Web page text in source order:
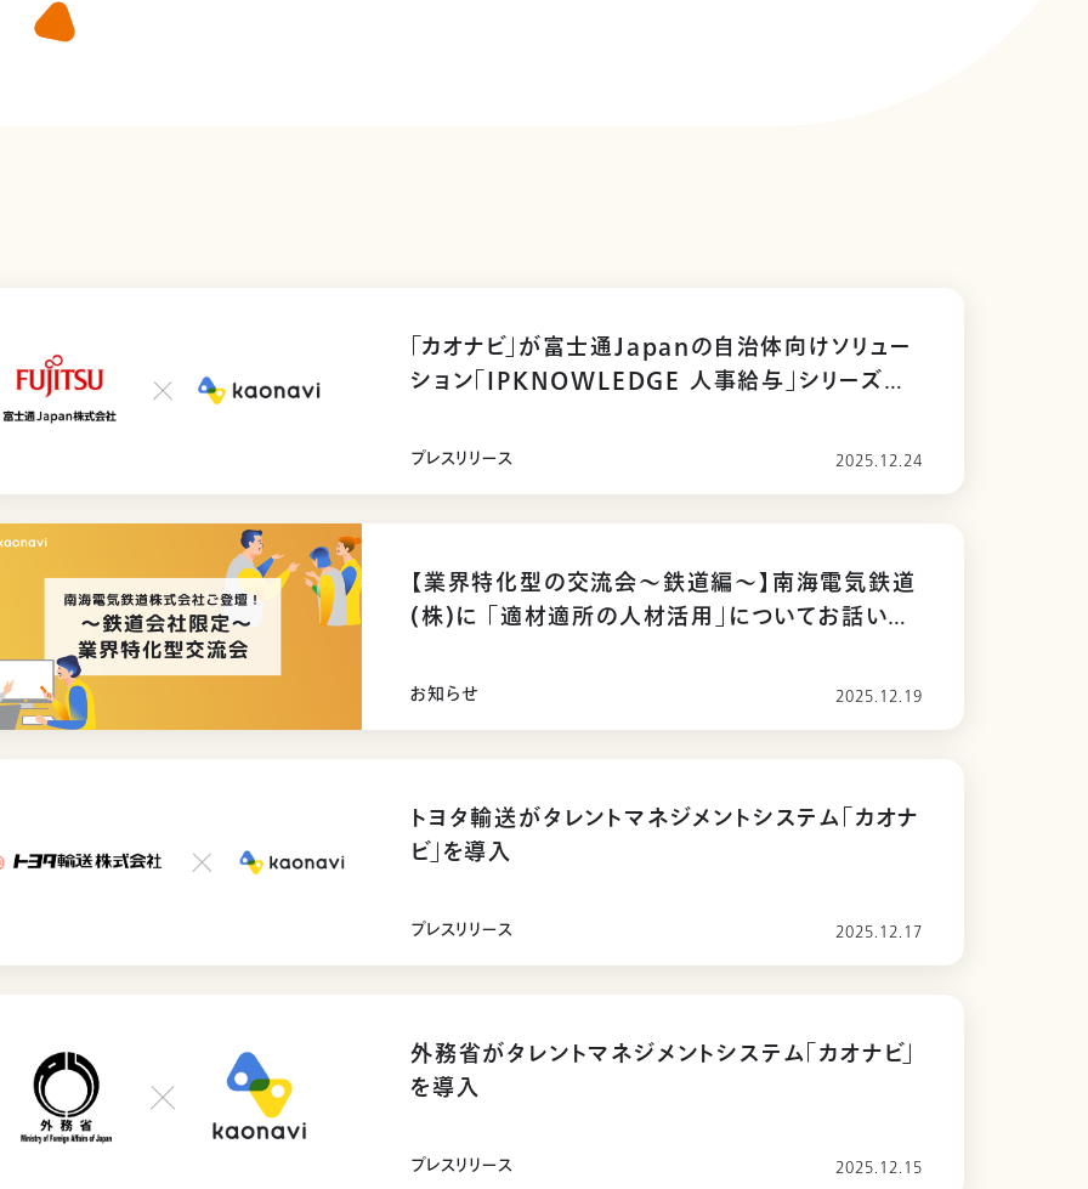
「カオナビ」が富士通Japanの自治体向けソリュー
ション「IPKNOWLEDGE 人事給与」シリーズで
プレスリリース 2025.12.24
【業界特化型の交流会〜鉄道編～】南海電気鉄道
(株)に 「適材適所の人材活用」についてお話いた
お知らせ 2025.12.19
トヨタ輸送がタレントマネジメントシステム「カオナ
ビ」を導入
プレスリリース 2025.12.17
外務省がタレントマネジメントシステム「カオナビ」
を導入
プレスリリース 2025.12.15